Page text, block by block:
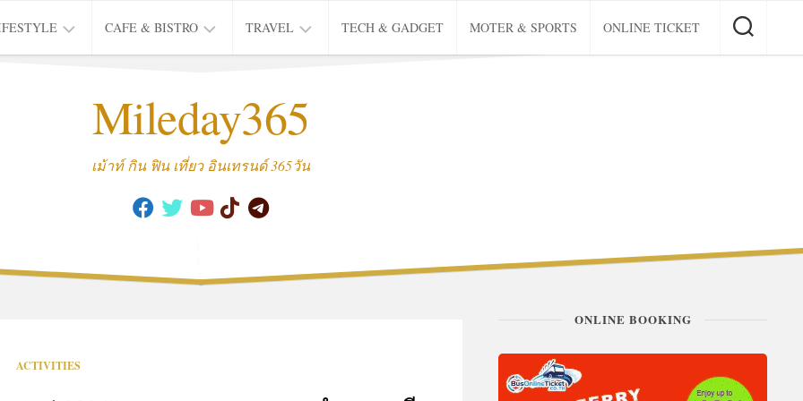
MOVIE
CAFE & BISTRO
CAFE
TRAVEL
THAI
TRIP
TECH & GADGET MOTER & SPORTS ONLINE TICKET
Mileday365
เม้าท์ กิน ฟิน เที่ยว อินเทรนด์ 365วัน
ACTIVITIES
ONLINE BOOKING